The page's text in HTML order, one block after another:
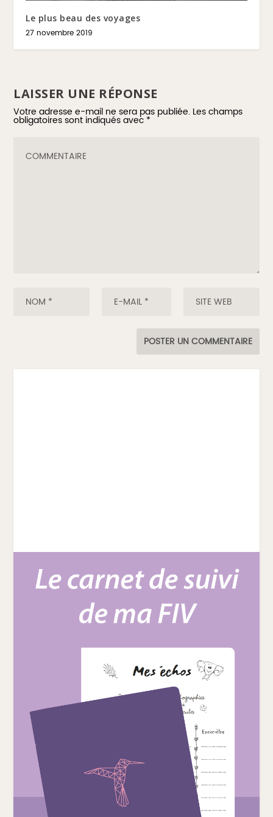
Le plus beau des voyages
27 novembre 2019
LAISSER UNE RÉPONSE
Votre adresse e-mail ne sera pas publiée. Les champs
obligatoires sont indiqués avec *